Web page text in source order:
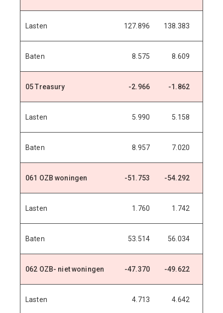
Lasten 127.896 138.383
Baten 8.575 8.609
05 Treasury -2.966 -1.862
Lasten 5.990 5.158
Baten 8.957 7.020
061 OZB woningen -51.753 -54.292
Lasten 1.760 1.742
Baten 53.514 56.034
062 OZB- niet woningen -47.370 -49.622
Lasten 4.713 4.642